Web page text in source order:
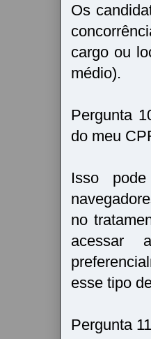
Os
cargo ou
médio).
Pergunta
do meu
Isso
no
acessar
esse tipo
Pergunta